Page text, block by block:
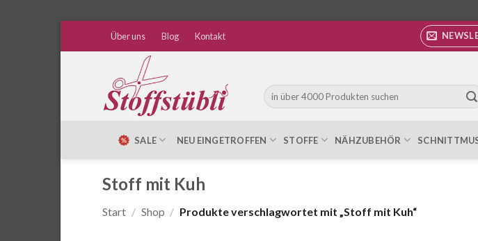
Über uns Blog Kontakt
Suche
nach:
SALE NEU EINGETROFFEN STOFFE NÄHZUBEHÖR
Stoff mit Kuh
Start / Shop / Produkte verschlagwortet mit „Stoff mit Kuh“